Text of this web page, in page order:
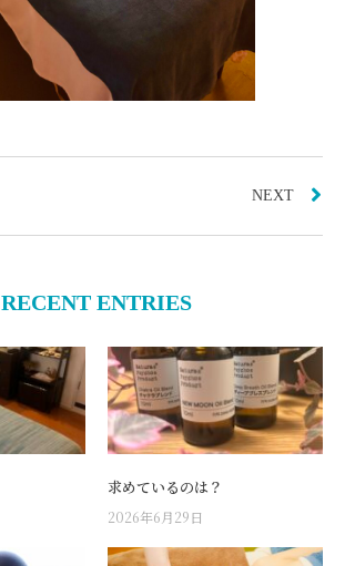
NEXT
RECENT ENTRIES
求めているのは？
2026年6月29日